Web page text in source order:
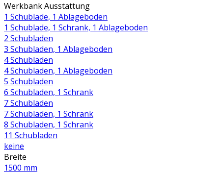
Werkbank Ausstattung
1 Schublade, 1 Ablageboden
1 Schublade, 1 Schrank, 1 Ablageboden
2 Schubladen
3 Schubladen, 1 Ablageboden
4 Schubladen
4 Schubladen, 1 Ablageboden
5 Schubladen
6 Schubladen, 1 Schrank
7 Schubladen
7 Schubladen, 1 Schrank
8 Schubladen, 1 Schrank
11 Schubladen
keine
Breite
1500 mm